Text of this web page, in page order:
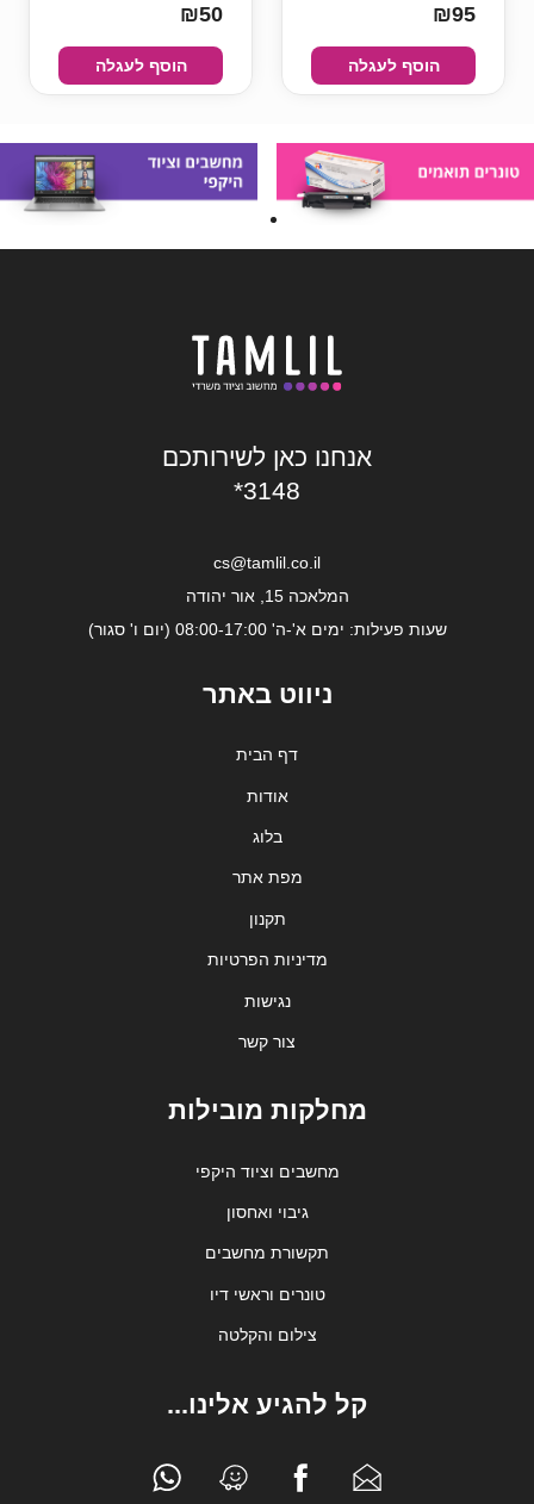
₪95
הוסף לעגלה
₪50
הוסף לעגלה
אנחנו כאן לשירותכם
*3148
cs@tamlil.co.il
המלאכה 15, אור יהודה
שעות פעילות: ימים א'-ה' 08:00-17:00 (יום ו' סגור)
ניווט באתר
דף הבית
אודות
בלוג
מפת אתר
תקנון
מדיניות הפרטיות
נגישות
צור קשר
מחלקות מובילות
מחשבים וציוד היקפי
גיבוי ואחסון
תקשורת מחשבים
טונרים וראשי דיו
צילום והקלטה
קל להגיע אלינו...